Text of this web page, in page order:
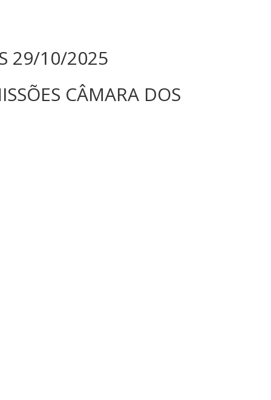
29/10/2025
CÂMARA DOS